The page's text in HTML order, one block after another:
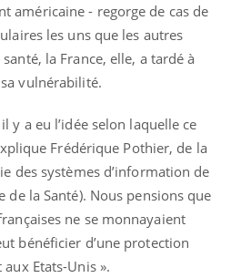
américaine - regorge de cas de
les uns que les autres
la France, elle, a tardé à
vulnérabilité.
y a eu l’idée selon laquelle ce
Frédérique Pothier, de la
des systèmes d’information de
de la Santé). Nous pensions que
ne se monnayaient
bénéficier d’une protection
Etats-Unis ».